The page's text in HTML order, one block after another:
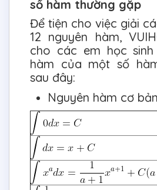
số hàm thường gặp
Để tiện cho việc giải
12 nguyên hàm,
cho các em học sinh
hàm của một số
sau đây:
Nguyên hàm cơ